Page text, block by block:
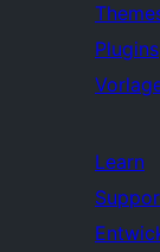
Plugins
Learn